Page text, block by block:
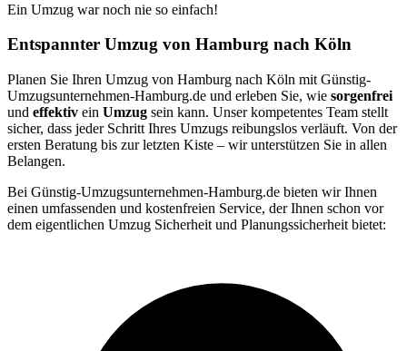
Ein Umzug war noch nie so einfach!
Entspannter Umzug von Hamburg⁠ nach Köln
Planen Sie Ihren Umzug von Hamburg⁠ nach Köln mit Günstig-
Umzugsunternehmen-Hamburg.de und erleben Sie, wie sorgenfrei
und effektiv ein Umzug sein kann. Unser kompetentes Team stellt
sicher, dass jeder Schritt Ihres Umzugs reibungslos verläuft. Von der
ersten Beratung bis zur letzten Kiste – wir unterstützen Sie in allen
Belangen.
Bei Günstig-Umzugsunternehmen-Hamburg.de bieten wir Ihnen
einen umfassenden und kostenfreien Service, der Ihnen schon vor
dem eigentlichen Umzug Sicherheit und Planungssicherheit bietet: